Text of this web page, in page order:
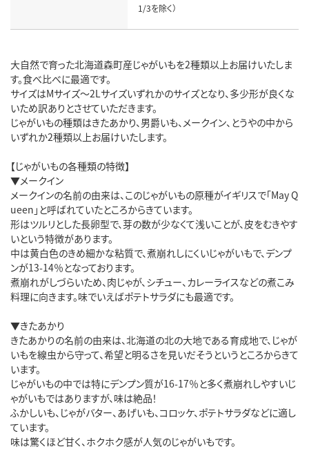
1/3を除く）
大自然で育った北海道森町産じゃがいもを2種類以上お届けいたしま
す。食べ比べに最適です。
サイズはMサイズ～2Lサイズいずれかのサイズとなり、多少形が良くな
いため訳ありとさせていただきます。
じゃがいもの種類はきたあかり、男爵いも、メークイン、とうやの中から
いずれか2種類以上お届けいたします。
【じゃがいもの各種類の特徴】
▼メークイン
メークインの名前の由来は、このじゃがいもの原種がイギリスで「May Q
ueen」と呼ばれていたところからきています。
形はツルリとした長卵型で、芽の数が少なくて浅いことが、皮をむきやす
いという特徴があります。
中は黄白色のきめ細かな粘質で、煮崩れしにくいじゃがいもで、デンプ
ンが13-14％となっております。
煮崩れがしづらいため、肉じゃが、シチュー、カレーライスなどの煮こみ
料理に向きます。味でいえばポテトサラダにも最適です。
▼きたあかり
きたあかりの名前の由来は、北海道の北の大地である育成地で、じゃが
いもを線虫から守って、希望と明るさを見いだそうというところからきて
います。
じゃがいもの中では特にデンプン質が16-17％と多く煮崩れしやすいじ
ゃがいもではありますが、味は絶品！
ふかしいも、じゃがバター、あげいも、コロッケ、ポテトサラダなどに適し
ています。
味は驚くほど甘く、ホクホク感が人気のじゃがいもです。